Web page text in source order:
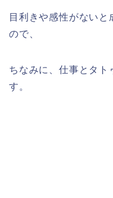
目利きや感性がない
ので、
ちなみに、仕事とタト
す。